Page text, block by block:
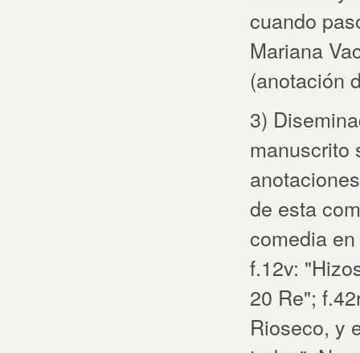
cuando
Mariana
(anotación
3)
manuscrito
de esta
comedia
f.12v:
20 Re";
Rioseco, y